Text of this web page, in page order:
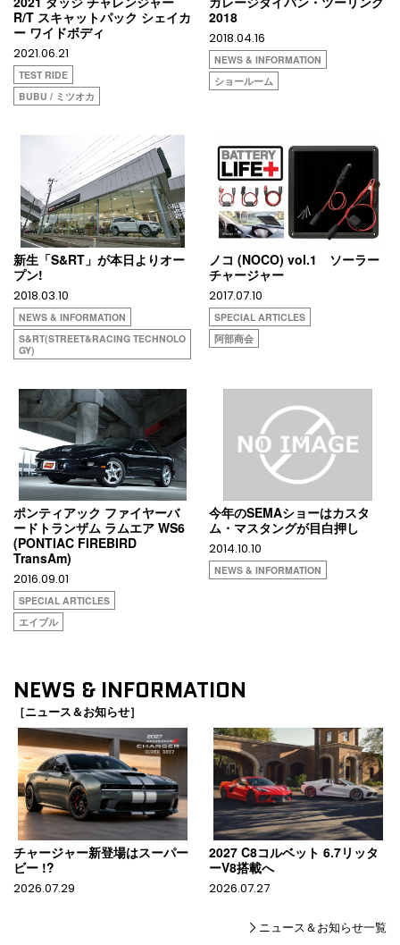
R/T スキャットパック シェイカ
ー ワイドボディ
2021.06.21
TEST RIDE
BUBU / ミツオカ
2018
2018.04.16
NEWS & INFORMATION
ショールーム
新生「S&RT」が本日よりオー
プン!
2018.03.10
NEWS & INFORMATION
S&RT(STREET&RACING TECHNOLO
GY)
ノコ (NOCO) vol.1 ソーラー
チャージャー
2017.07.10
SPECIAL ARTICLES
阿部商会
ポンティアック ファイヤーバ
ードトランザム ラムエア WS6
(PONTIAC FIREBIRD
TransAm)
2016.09.01
SPECIAL ARTICLES
エイブル
今年のSEMAショーはカスタ
ム・マスタングが目白押し
2014.10.10
NEWS & INFORMATION
NEWS & INFORMATION
［ニュース＆お知らせ］
チャージャー新登場はスーパー
ビー !?
2026.07.29
2027 C8コルベット 6.7リッタ
ーV8搭載へ
2026.07.27
ニュース＆お知らせ一覧